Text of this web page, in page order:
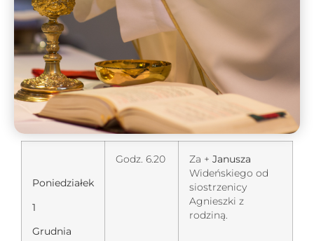
Poniedziałek
1
Grudnia
Godz. 6.20 Za + Janusza
Wideńskiego od
siostrzenicy
Agnieszki z
rodziną.